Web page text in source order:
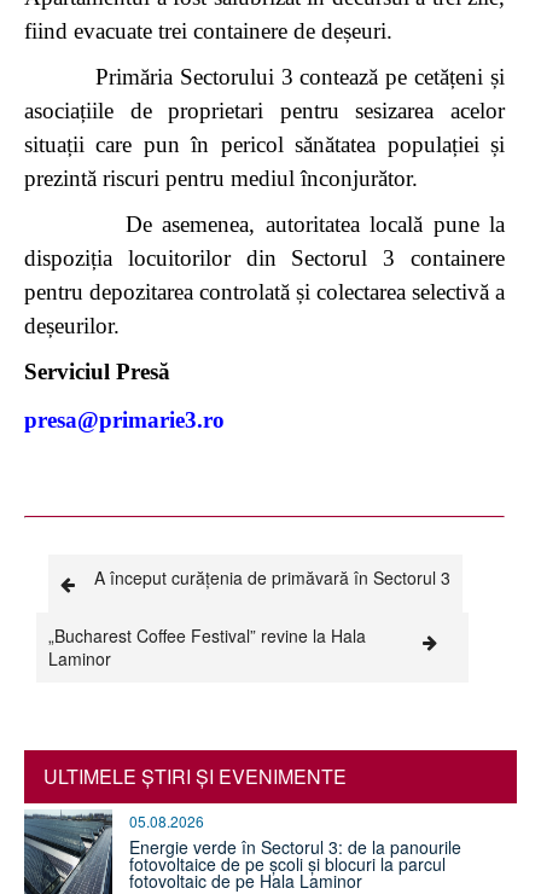
fiind evacuate trei containere de deșeuri.
Primăria Sectorului 3 contează pe cetățeni și
asociațiile de proprietari pentru sesizarea acelor
situații care pun în pericol sănătatea populației și
prezintă riscuri pentru mediul înconjurător.
De asemenea, autoritatea locală pune la
dispoziția locuitorilor din Sectorul 3 containere
pentru depozitarea controlată și colectarea selectivă a
deșeurilor.
Serviciul Presă
presa@primarie3.ro
A început curățenia de primăvară în Sectorul 3
„Bucharest Coffee Festival” revine la Hala
Laminor
ULTIMELE ŞTIRI ŞI EVENIMENTE
05.08.2026
Energie verde în Sectorul 3: de la panourile
fotovoltaice de pe școli și blocuri la parcul
fotovoltaic de pe Hala Laminor